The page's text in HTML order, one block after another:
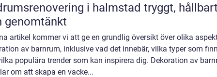
i halmstad tryggt, hållbart
genomtänkt
artikel kommer vi att ge en grundlig översikt över olika
av barnrum, inklusive vad det innebär, vilka typer som
populära trender som kan inspirera dig. Dekoration av
om att skapa en vacke...